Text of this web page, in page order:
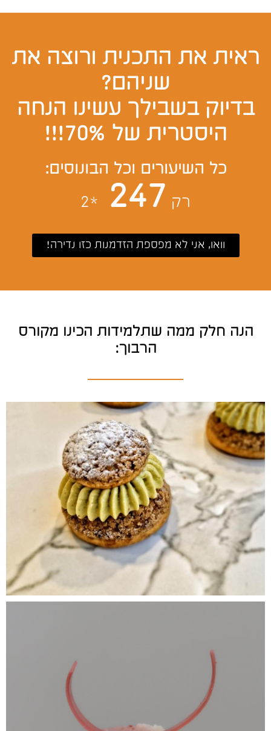
ראית את התכנית ורוצה את
שניהם?
בדיוק בשבילך עשינו הנחה
היסטרית של 70%!!!
כל השיעורים וכל הבונוסים:
רק 247
*2
וואו, אני לא מפספת הזדמנות כזו נדירה!
הנה חלק ממה שתלמידות הכינו מקורס
הרבוך:​